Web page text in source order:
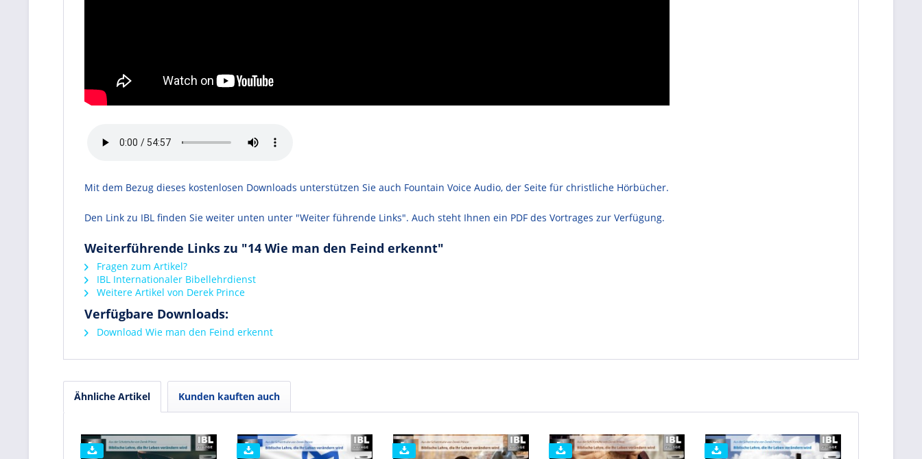
Mit dem Bezug dieses kostenlosen Downloads unterstützen Sie auch Fountain Voice Audio, der Seite für christliche Hörbücher.
Den Link zu IBL finden Sie weiter unten unter "Weiter führende Links". Auch steht Ihnen ein PDF des Vortrages zur Verfügung.
Weiterführende Links zu "14 Wie man den Feind erkennt"
Fragen zum Artikel?
IBL Internationaler Bibellehrdienst
Weitere Artikel von Derek Prince
Verfügbare Downloads:
Download Wie man den Feind erkennt
Ähnliche Artikel Kunden kauften auch